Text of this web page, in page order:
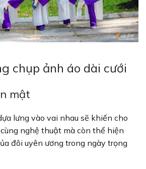
chụp ảnh áo dài cưới
mật
lưng vào vai nhau sẽ khiến cho
nghệ thuật mà còn thể hiện
đôi uyên ương trong ngày trọng